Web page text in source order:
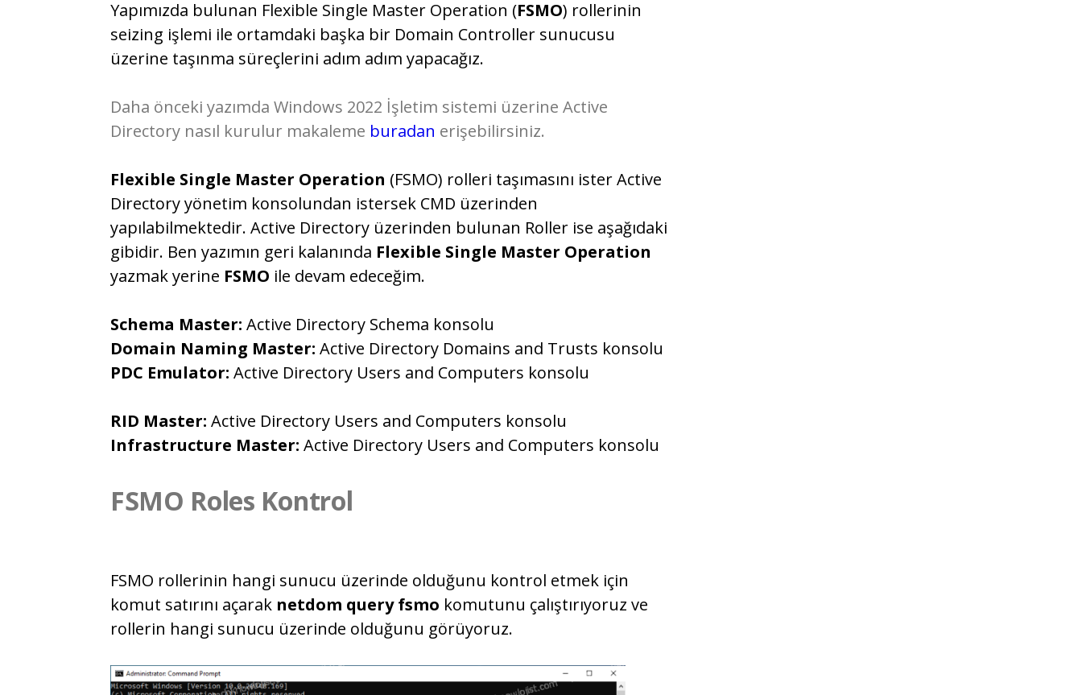
Yapımızda bulunan Flexible Single Master Operation (FSMO) rollerinin
seizing işlemi ile ortamdaki başka bir Domain Controller sunucusu
üzerine taşınma süreçlerini adım adım yapacağız.
Daha önceki yazımda Windows 2022 İşletim sistemi üzerine Active
Directory nasıl kurulur makaleme buradan erişebilirsiniz.
Flexible Single Master Operation (FSMO) rolleri taşımasını ister Active
Directory yönetim konsolundan istersek CMD üzerinden
yapılabilmektedir. Active Directory üzerinden bulunan Roller ise aşağıdaki
gibidir. Ben yazımın geri kalanında Flexible Single Master Operation
yazmak yerine FSMO ile devam edeceğim.
Schema Master: Active Directory Schema konsolu
Domain Naming Master: Active Directory Domains and Trusts konsolu
PDC Emulator: Active Directory Users and Computers konsolu
RID Master: Active Directory Users and Computers konsolu
Infrastructure Master: Active Directory Users and Computers konsolu
FSMO Roles Kontrol
FSMO rollerinin hangi sunucu üzerinde olduğunu kontrol etmek için
komut satırını açarak netdom query fsmo komutunu çalıştırıyoruz ve
rollerin hangi sunucu üzerinde olduğunu görüyoruz.